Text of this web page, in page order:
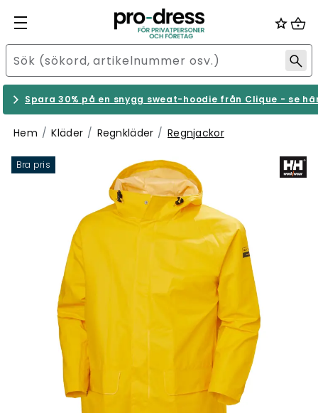
Spara 30% på en snygg sweat-hoodie från Clique - se
Hem Kläder Regnkläder Regnjackor
Bra pris